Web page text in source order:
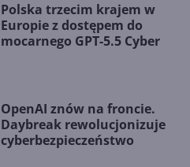
Polska trzecim krajem w
Europie z dostępem do
mocarnego GPT-5.5 Cyber
OpenAI znów na froncie.
Daybreak rewolucjonizuje
cyberbezpieczeństwo